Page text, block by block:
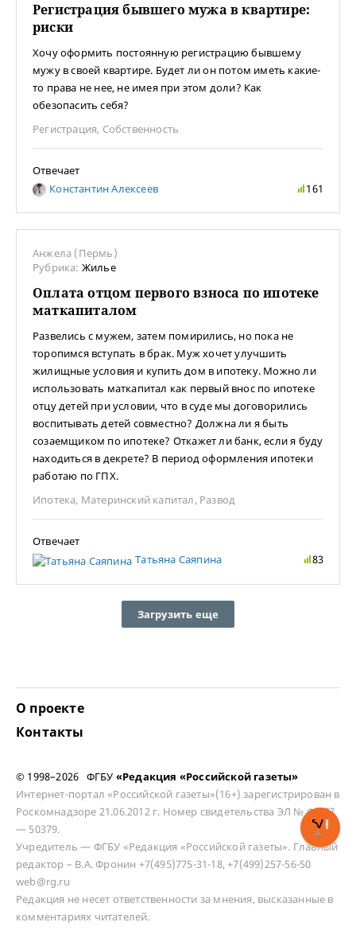
Регистрация бывшего мужа в квартире:
риски
Хочу оформить постоянную регистрацию бывшему
мужу в своей квартире. Будет ли он потом иметь какие-
то права не нее, не имея при этом доли? Как
обезопасить себя?
Регистрация, Собственность
Отвечает
Константин Алексеев
161
Анжела (Пермь)
Рубрика: Жилье
Оплата отцом первого взноса по ипотеке
маткапиталом
Развелись с мужем, затем помирились, но пока не
торопимся вступать в брак. Муж хочет улучшить
жилищные условия и купить дом в ипотеку. Можно ли
использовать маткапитал как первый внос по ипотеке
отцу детей при условии, что в суде мы договорились
воспитывать детей совместно? Должна ли я быть
созаемщиком по ипотеке? Откажет ли банк, если я буду
находиться в декрете? В период оформления ипотеки
работаю по ГПХ.
Ипотека, Материнский капитал, Развод
Отвечает
Татьяна Саяпина
83
Загрузить еще
О проекте
Контакты
© 1998–2026 ФГБУ «Редакция «Российской газеты»
Интернет-портал «Российской газеты»(16+) зарегистрирован в
Роскомнадзоре 21.06.2012 г. Номер свидетельства ЭЛ № ФС 77
— 50379.
Учредитель — ФГБУ «Редакция «Российской газеты». Главный
редактор – В.А. Фронин +7(495)775-31-18, +7(499)257-56-50
web@rg.ru
Редакция не несет ответственности за мнения, высказанные в
комментариях читателей.